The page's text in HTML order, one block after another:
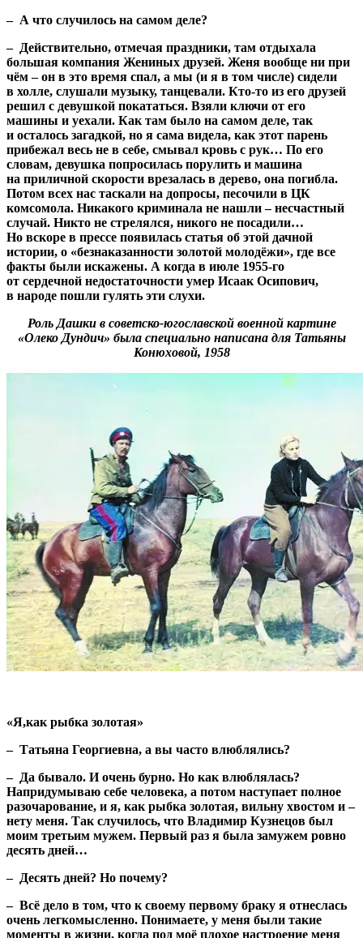
– А что случилось на самом деле?
– Действительно, отмечая праздники, там отдыхала
большая компания Жениных друзей. Женя вообще ни при
чём – он в это время спал, а мы (и я в том числе) сидели
в холле, слушали музыку, танцевали. Кто-то из его друзей
решил с девушкой покататься. Взяли ключи от его
машины и уехали. Как там было на самом деле, так
и осталось загадкой, но я сама видела, как этот парень
прибежал весь не в себе, смывал кровь с рук… По его
словам, девушка попросилась порулить и машина
на приличной скорости врезалась в дерево, она погибла.
Потом всех нас таскали на допросы, песочили в ЦК
комсомола. Никакого криминала не нашли – несчастный
случай. Никто не стрелялся, никого не посадили…
Но вскоре в прессе появилась статья об этой дачной
истории, о «безнаказанности золотой молодёжи», где все
факты были искажены. А когда в июле 1955-го
от сердечной недостаточности умер Исаак Осипович,
в народе пошли гулять эти слухи.
Роль Дашки в советско-югославской военной картине
«Олеко Дундич» была специально написана для Татьяны
Конюховой, 1958
«Я,как рыбка золотая»
– Татьяна Георгиевна, а вы часто влюблялись?
– Да бывало. И очень бурно. Но как влюблялась?
Напридумываю себе человека, а потом наступает полное
разочарование, и я, как рыбка золотая, вильну хвостом и –
нету меня. Так случилось, что Владимир Кузнецов был
моим третьим мужем. Первый раз я была замужем ровно
десять дней…
– Десять дней? Но почему?
– Всё дело в том, что к своему первому браку я отнеслась
очень легкомысленно. Понимаете, у меня были такие
моменты в жизни, когда под моё плохое настроение меня